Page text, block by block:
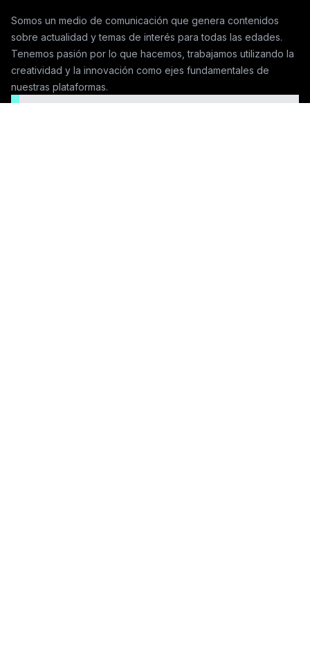
Somos un medio de comunicación que genera contenidos
sobre actualidad y temas de interés para todas las edades.
Tenemos pasión por lo que hacemos, trabajamos utilizando la
creatividad y la innovación como ejes fundamentales de
nuestras plataformas.